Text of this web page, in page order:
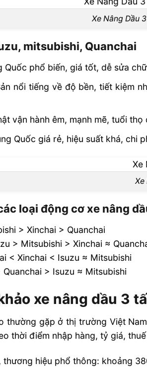
Xe Nâng Dầu
mitsubishi, Quanchai
Quốc phổ biến, giá tốt, dễ sửa
nổi tiếng về độ bền, tiết kiệm
vận hành êm, mạnh mẽ, tuổi
Quốc giá rẻ, hiệu suất khá, chi
Xe
loại động cơ xe nâng
> Xinchai > Quanchai
> Mitsubishi > Xinchai ≈
< Xinchai < Isuzu ≈ Mitsubishi
Quanchai > Isuzu ≈ Mitsubishi
xe nâng dầu 3
thường gặp ở thị trường Việt
thời điểm nhập hàng, tỷ giá,
thương hiệu phổ thông: khoảng